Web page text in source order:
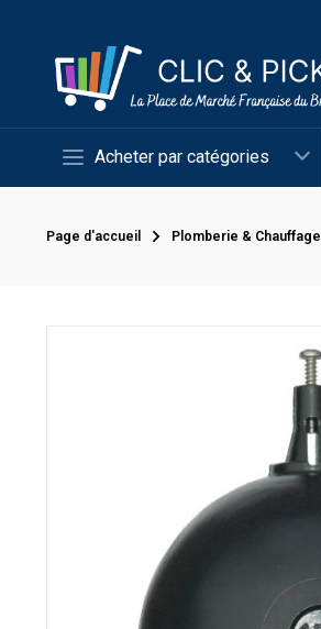
Acheter par catégories
Page d'accueil Plomberie & Chauffage